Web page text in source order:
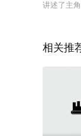
讲述了主
相关推